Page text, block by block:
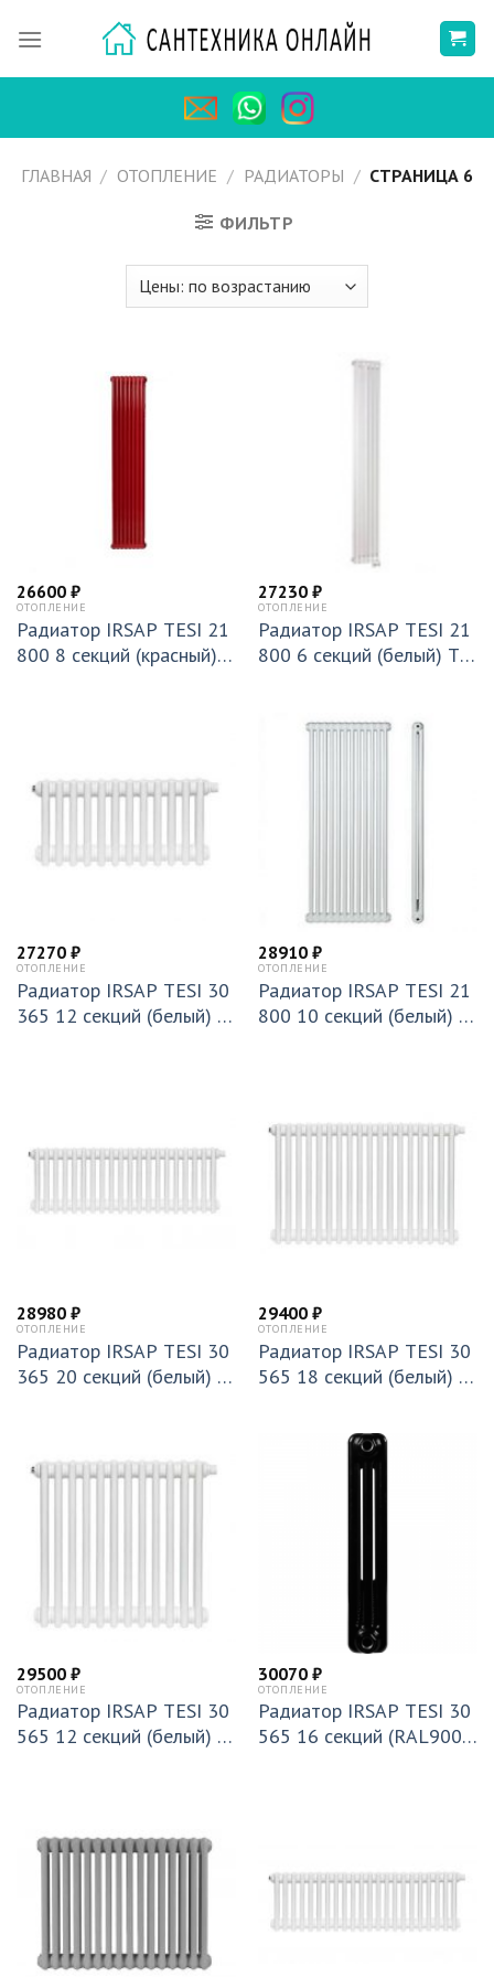
ГЛАВНАЯ / ОТОПЛЕНИЕ / РАДИАТОРЫ / СТРАНИЦА 6
ФИЛЬТР
26600 ₽
ОТОПЛЕНИЕ
Радиатор IRSAP TESI 21
800 8 секций (красный) T
27230 ₽
ОТОПЛЕНИЕ
Радиатор IRSAP TESI 21
800 6 секций (белый) T2
27270 ₽
ОТОПЛЕНИЕ
Радиатор IRSAP TESI 30
365 12 секций (белый) T
28910 ₽
ОТОПЛЕНИЕ
Радиатор IRSAP TESI 21
800 10 секций (белый) T
28980 ₽
ОТОПЛЕНИЕ
Радиатор IRSAP TESI 30
365 20 секций (белый) T
29400 ₽
ОТОПЛЕНИЕ
Радиатор IRSAP TESI 30
565 18 секций (белый) T
29500 ₽
ОТОПЛЕНИЕ
Радиатор IRSAP TESI 30
565 12 секций (белый) T
30070 ₽
ОТОПЛЕНИЕ
Радиатор IRSAP TESI 30
565 16 секций (RAL9005